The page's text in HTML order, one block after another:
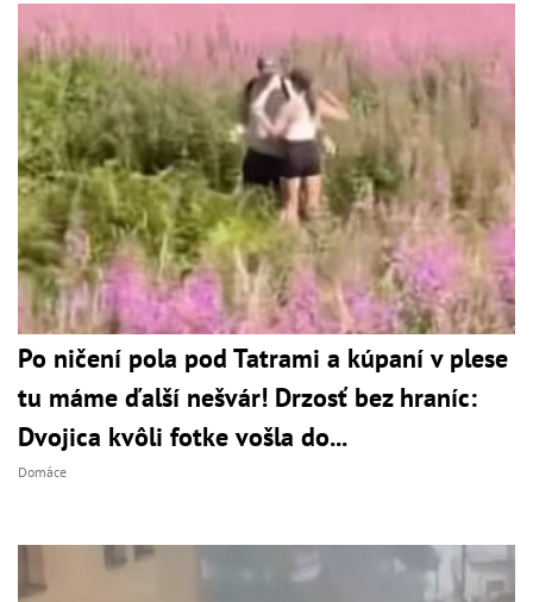
Po ničení pola pod Tatrami a kúpaní v plese
tu máme ďalší nešvár! Drzosť bez hraníc:
Dvojica kvôli fotke vošla do...
Domáce